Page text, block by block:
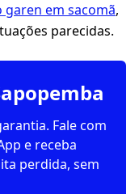
em sacomã,
parecidas.
Fale com
e receba
perdida, sem